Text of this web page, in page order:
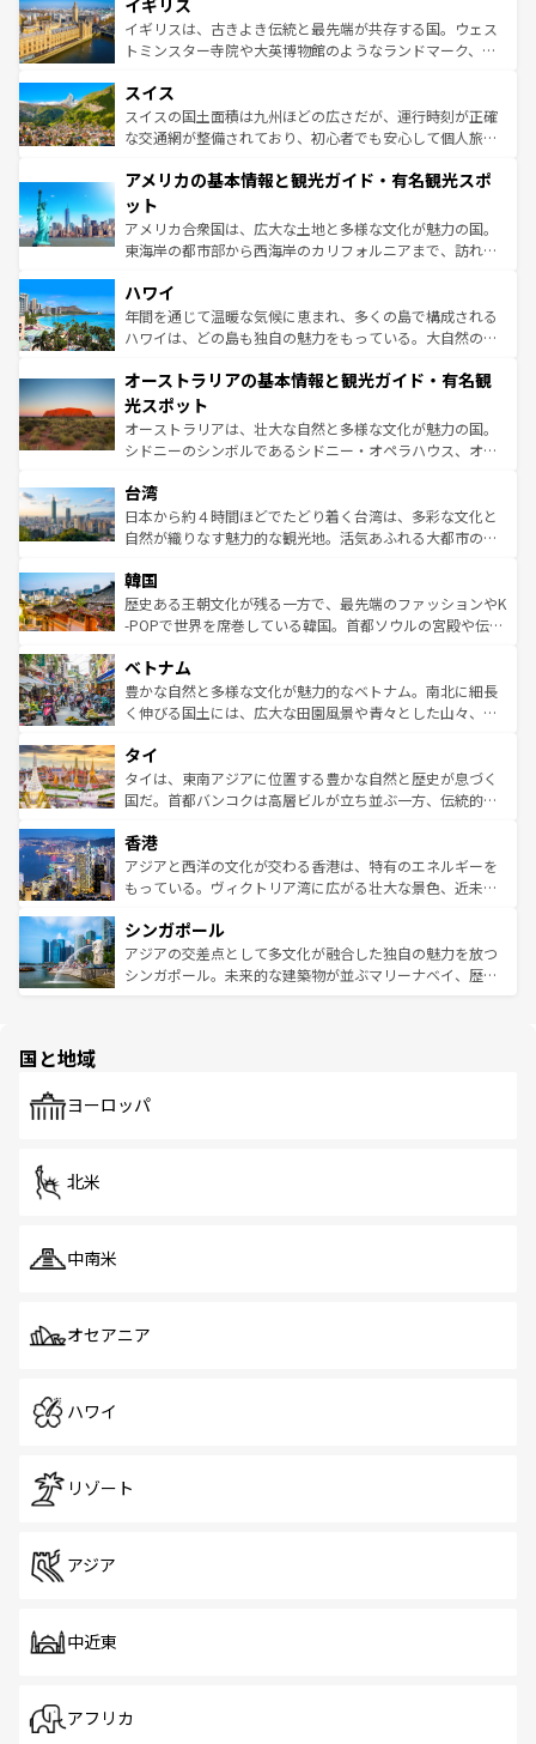
らに、パリ以外の地域にも魅力が溢れており、どの街角に
も豊かな歴史と文化が息づいている。パリ以外の個性あふ
を参照してほしい。
顔を持つこの国は、どこを歩いても飽きることがない。ベ
ルリンの文化的活気、バイエルン州のアルプスの絶景、そ
してライン川沿いのワイン畑といった風景は必見。ビール
は、お酒好きな人にはぜひ体験してほしい。 なお、新着の
ドイツ情報はコンテンツ一覧を参照してほしい。
イギリス
イギリスは、古きよき伝統と最先端が共存する国。ウェス
トミンスター寺院や大英博物館のようなランドマーク、歴
リアごとに異なる魅力がある。また、優雅なアフタヌーン
ティー、ビール好きにはたまらない英国パブ、サッカー観
戦など、本場だからこそできる体験も豊富。イギリスを旅
ンツ一覧を参照してほしい。
スイス
スイスの国土面積は九州ほどの広さだが、運行時刻が正確
な交通網が整備されており、初心者でも安心して個人旅行
の建物がそのまま残る町や、スイスならではのユニークな
博物館もあり、アルプス観光だけでなく町歩きも満喫する
ことができる。国民の所得が高いため物価も高いが、旅行
者向けの交通パス提供のサービスもあり、うまく活用すれ
着のスイス情報は
アメリカの基本情報と観光ガイド・有名観光スポ
ット
アメリカ合衆国は、広大な土地と多様な文化が魅力の国。
東海岸の都市部から西海岸のカリフォルニアまで、訪れる
のような巨大都市は、観光、ショッピング、エンターテイ
ンメントが詰まった刺激的なスポットだ。一方、アメリカ
西部には大自然が広がり、グランドキャニオンやイエロー
部のニューオーリンズでは、音楽と美食が融合した独特の
文化が魅力。旅行者はアメリカの各地域で異なる魅力を楽
しみながら、その多様性と豊かな歴史を感じることができ
るだろう。車でのロードトリップや列車の旅も、アメリカ
情報は
ハワイ
年間を通じて温暖な気候に恵まれ、多くの島で構成される
ハワイは、どの島も独自の魅力をもっている。大自然の神
ワイ島は見逃せない。また、定番の観光地といえばオアフ
島だが、静かな自然を求めるならマウイ島やカウアイ島が
おすすめ。エメラルドグリーンに輝く海をはじめ、豊かな
文化や歴史が息づいている。「アロハスピリット」と呼ば
人々、おいしいローカルフードやハワイアンミュージッ
ク、伝統的なフラダンスなど、すべてがハワイの魅力を彩
っている。訪れるたびに新しい発見と感動が待っているハ
はコンテンツ一覧
オーストラリアの基本情報と観光ガイド・有名観
光スポット
オーストラリアは、壮大な自然と多様な文化が魅力の国。
シドニーのシンボルであるシドニー・オペラハウス、オー
リアリーフや大陸中央部にそびえるウルル（エアーズロッ
ク）、タスマニアの美しい原生林やケアンズの熱帯雨林な
ど、見どころがたくさん。また、カフェやワイン、オージ
いる。アクティビティも充実しており、サーフィンやダイ
ビング、ハイキングなど、アウトドア好きにはたまらな
い。オーストラリアの多彩な魅力を存分に味わいつくそ
参照してほしい。
台湾
日本から約４時間ほどでたどり着く台湾は、多彩な文化と
自然が織りなす魅力的な観光地。活気あふれる大都市の台
ン）、静ひつな山岳地帯である台湾東部など、都市の喧騒
と山間の静けさが共存しており、訪れる人に新しい発見と
驚きをもたらしてくれる。また、奥深い台湾の食文化も魅
容にもいいと評判のスイーツなど、バラエティ豊かな料理
が味わえる。 なお、新着の台湾情報は コンテンツ一覧を参
照してほしい。
韓国
歴史ある王朝文化が残る一方で、最先端のファッションやK
-POPで世界を席巻している韓国。首都ソウルの宮殿や伝統
き、地方に足を延ばせば四季折々の自然美を楽しむことが
できる。そして、キムチや焼肉、絶品のストリートフード
まで、さまざまな韓国料理が待っている。夜には、韓国な
リティに包まれながら、韓国の多彩な魅力を心ゆくまで味
わってみてほしい。 なお、新着の韓国情報はコンテンツ一
覧を参照してほしい。
ベトナム
豊かな自然と多様な文化が魅力的なベトナム。南北に細長
く伸びる国土には、広大な田園風景や青々とした山々、世
急速な発展と共に伝統が息づく。ハノイの古い町並みやホ
ーチミン市のフランス統治時代の建物も、独特の雰囲気を
醸し出している。また、バラエティの豊かさとおいしさで
とつ。フォーやバインミー、ベトナムコーヒーなどは、ぜ
ひ現地で味わいたい。どの地域を訪れてもあたたかい人々
が旅行者を迎えてくれるので、きっと忘れられない旅にな
参照してほしい。
タイ
タイは、東南アジアに位置する豊かな自然と歴史が息づく
国だ。首都バンコクは高層ビルが立ち並ぶ一方、伝統的な
の活気が交差している。北部ではチェンマイなどの山岳地
帯で自然と触れ合い、南部ではプーケットやクラビの美し
いビーチでリゾート気分を楽しむことができる。タイ料理
激する。気候は一年中温暖で、どの季節にも異なる楽しみ
が待っている。親しみやすいタイの人々、仏教を中心とし
た文化、そして多様な観光資源が、訪れる旅人を魅了し続
香港
アジアと西洋の文化が交わる香港は、特有のエネルギーを
もっている。ヴィクトリア湾に広がる壮大な景色、近未来
み、どこを訪れても感動するはず。観光スポットが密集し
ており、効率よく見どころを回れるのも魅力。息をのむよ
うな絶景から文化的な体験まで、香港を存分に楽しみ尽く
シンガポール
アジアの交差点として多文化が融合した独自の魅力を放つ
シンガポール。未来的な建築物が並ぶマリーナベイ、歴史
で、ホーカーズは地元の風情を楽しめる外せないスポット
国と地域
ヨーロッパ
北米
中南米
オセアニア
ハワイ
リゾート
アジア
中近東
アフリカ